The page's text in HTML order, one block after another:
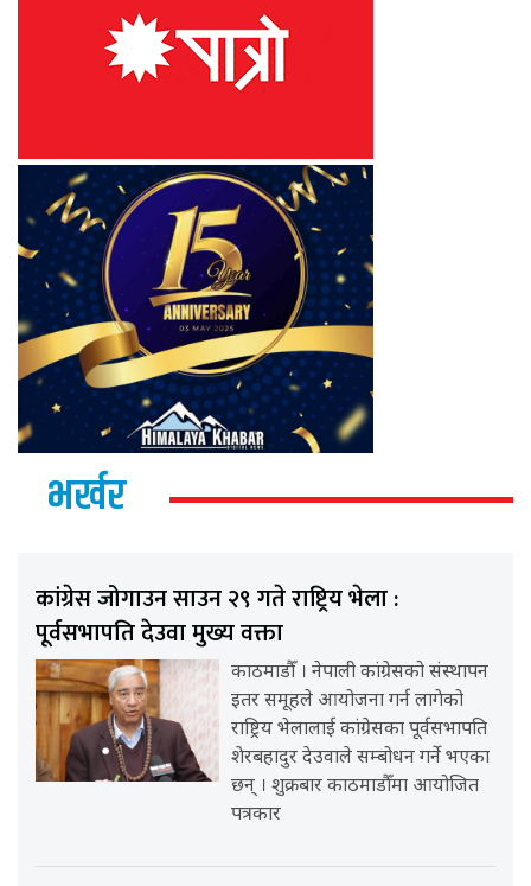
भर्खर
कांग्रेस जोगाउन साउन २९ गते राष्ट्रिय भेला :
पूर्वसभापति देउवा मुख्य वक्ता
काठमाडौँ । नेपाली कांग्रेसको संस्थापन
इतर समूहले आयोजना गर्न लागेको
राष्ट्रिय भेलालाई कांग्रेसका पूर्वसभापति
शेरबहादुर देउवाले सम्बोधन गर्ने भएका
छन् । शुक्रबार काठमाडौँमा आयोजित
पत्रकार